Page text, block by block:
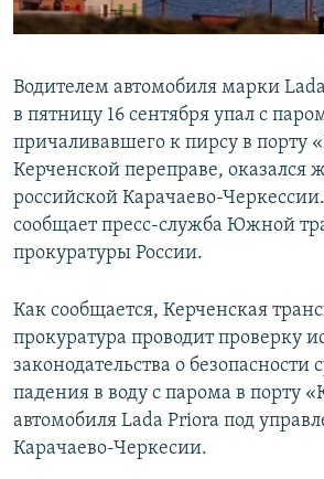
ELIFBE
Все сайты RFE/RL
Водителем автомобиля марки
в пятницу 16 сентября упал с
причаливавшего к пирсу в порту
Керченской переправе, оказался
российской Карачаево-
сообщает пресс-служба Южной
прокуратуры России.
Как сообщается, Керченская
прокуратура проводит проверку
законодательства о безопасности
падения в воду с парома в порту
автомобиля Lada Priora под
Карачаево-Черкесии.